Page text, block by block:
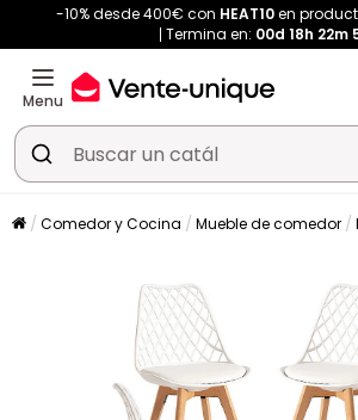
-10% desde 400€ con HEAT10en
Termina en: 00d 18h 22m
Menu
Comedor y Cocina Mueble de comedor